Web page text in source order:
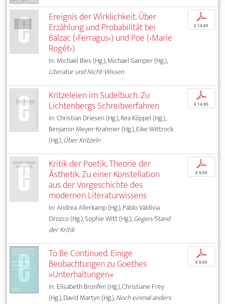
Ereignis der Wirklichkeit. Über
Erzählung und Probabilität bei
Balzac (›Ferragus‹) und Poe (›Marie
Rogêt‹)
In: Michael Bies (Hg.), Michael Gamper (Hg.),
Literatur und Nicht-Wissen
p
€ 14,95
Kritzeleien im Sudelbuch. Zu
Lichtenbergs Schreibverfahren
In: Christian Driesen (Hg.), Rea Köppel (Hg.),
Benjamin Meyer-Krahmer (Hg.), Eike Wittrock
(Hg.),Über Kritzeln
p
€ 14,95
Kritik der Poetik, Theorie der
Ästhetik. Zu einer Konstellation
aus der Vorgeschichte des
modernen Literaturwissens
In: Andrea Allerkamp (Hg.), Pablo Valdivia
Orozco (Hg.), Sophie Witt (Hg.),Gegen/Stand
der Kritik
p
€ 9,95
To Be Continued. Einige
Beobachtungen zu Goethes
»Unterhaltungen«
In: Elisabeth Bronfen (Hg.), Christiane Frey
(Hg.), David Martyn (Hg.),Noch einmal anders
p
€ 9,95